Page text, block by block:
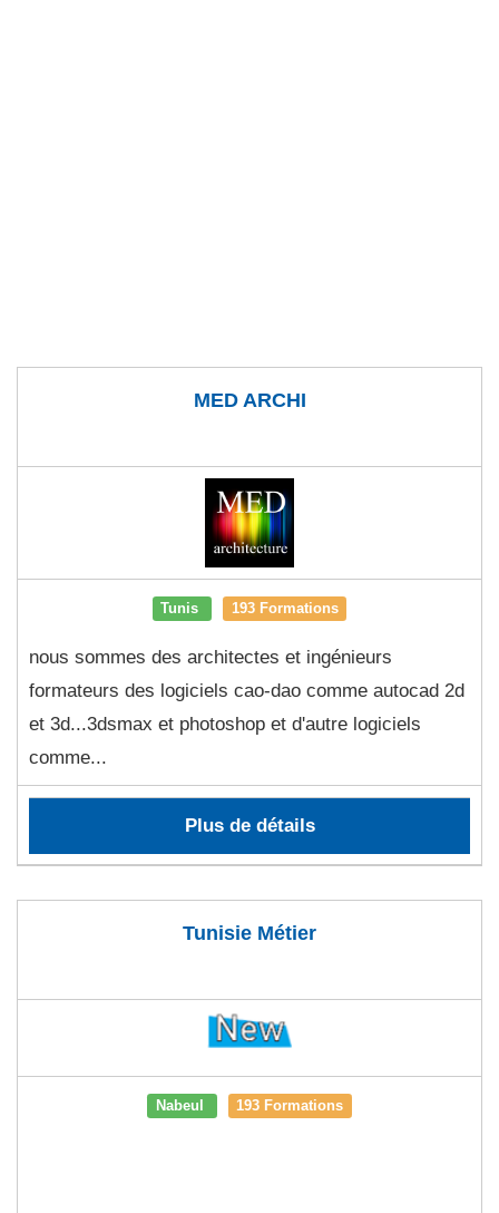
MED ARCHI
Tunis 193 Formations
nous sommes des architectes et ingénieurs
formateurs des logiciels cao-dao comme autocad 2d
et 3d...3dsmax et photoshop et d'autre logiciels
comme...
Plus de détails
Tunisie Métier
Nabeul 193 Formations